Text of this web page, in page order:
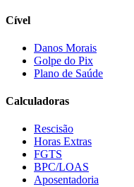
Cível
Danos Morais
Golpe do Pix
Plano de Saúde
Calculadoras
Rescisão
Horas Extras
FGTS
BPC/LOAS
Aposentadoria